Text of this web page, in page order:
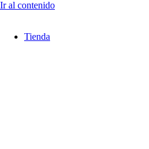
Ir al contenido
Tienda